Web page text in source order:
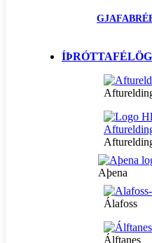
ÍÞRÓTTAFÉLÖG
Aþena
Álafoss
Álftanes